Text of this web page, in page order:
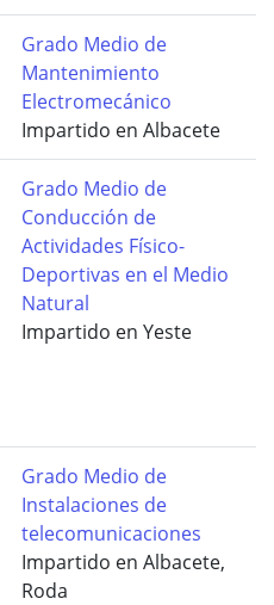
Grado Medio de
Mantenimiento
Electromecánico
Impartido en Albacete
Grado Medio de
Conducción de
Actividades Físico-
Deportivas en el Medio
Natural
Impartido en Yeste
Grado Medio de
Instalaciones de
telecomunicaciones
Impartido en Albacete,
Roda